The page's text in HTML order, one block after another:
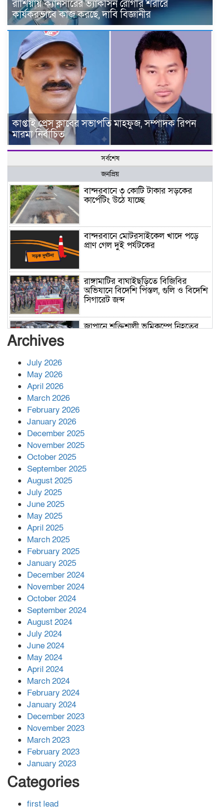
রাশিয়ায় ক্যানসারের ভ্যাকসিন রোগীর শরীরে
কার্যকরভাবে কাজ করছে, দাবি বিজ্ঞানীর
কাপ্তাই প্রেস ক্লাবের সভাপতি মাহফুজ, সম্পাদক রিপন
মারমা নির্বাচিত
সর্বশেষ
জনপ্রিয়
বান্দরবানে ৩ কোটি টাকার সড়কের
কার্পেটিং উঠে যাচ্ছে
বান্দরবানে মোটরসাইকেল খাদে পড়ে
প্রাণ গেল দুই পর্যটকের
রাঙ্গামাটির বাঘাইছড়িতে বিজিবির
অভিযানে বিদেশি পিস্তল, গুলি ও বিদেশি
সিগারেট জব্দ
জাপানে শক্তিশালী ভূমিকম্পে নিহতের
পর ফোন তারেক রহমানের,গ্যাস সঙ্কট
সহায়তা দিলেন সাচিং প্রু জেরী
Archives
July 2026
May 2026
April 2026
March 2026
February 2026
January 2026
December 2025
November 2025
October 2025
September 2025
August 2025
July 2025
June 2025
May 2025
April 2025
March 2025
February 2025
January 2025
December 2024
November 2024
October 2024
September 2024
August 2024
July 2024
June 2024
May 2024
April 2024
March 2024
February 2024
January 2024
December 2023
November 2023
March 2023
February 2023
January 2023
Categories
first lead